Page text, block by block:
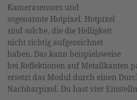
Kamerasensors und
sogenannte Hotpixel. Hotpixel
sind solche, die die Helligkeit
nicht richtig aufgezeichnet
haben. Das kann beispielsweise
bei Reflektionen auf Metallkanten
ersetzt das Modul durch einen
Nachbarpixel. Du hast vier